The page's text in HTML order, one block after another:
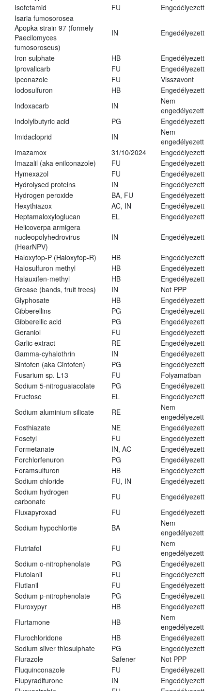
Isofetamid
FU
Engedélyezett
Isaria fumosorosea
Apopka strain 97 (formely
Paecilomyces
fumosoroseus)
IN Engedélyezett
Iron sulphate HB
Engedélyezett
Iprovalicarb
FU
Engedélyezett
Ipconazole
FU
Visszavont
Iodosulfuron
HB
Engedélyezett
Indoxacarb
IN
Nem
engedélyezett
Indolylbutyric acid
PG
Engedélyezett
Imidacloprid
IN
Nem
engedélyezett
Imazamox
31/10/2024
Engedélyezett
Imazalil (aka enilconazole)
FU
Engedélyezett
Hymexazol
FU
Engedélyezett
Hydrolysed proteins
IN
Engedélyezett
Hydrogen peroxide
BA, FU
Engedélyezett
Hexythiazox
AC, IN
Engedélyezett
Heptamaloxyloglucan
EL
Engedélyezett
Helicoverpa armigera
nucleopolyhedrovirus
(HearNPV)
IN Engedélyezett
Haloxyfop-P (Haloxyfop-R) HB
Engedélyezett
Halosulfuron methyl
HB
Engedélyezett
Halauxifen-methyl
HB
Engedélyezett
Grease (bands, fruit trees)
IN
Not PPP
Glyphosate
HB
Engedélyezett
Gibberellins
PG
Engedélyezett
Gibberellic acid
PG
Engedélyezett
Geraniol
FU
Engedélyezett
Garlic extract
RE
Engedélyezett
Gamma-cyhalothrin
IN
Engedélyezett
Sintofen (aka Cintofen)
PG
Engedélyezett
Fusarium sp. L13
FU
Folyamatban
Sodium 5-nitroguaiacolate
PG
Engedélyezett
Fructose
EL
Engedélyezett
Sodium aluminium silicate
RE
Nem
engedélyezett
Fosthiazate
NE
Engedélyezett
Fosetyl
FU
Engedélyezett
Formetanate
IN, AC
Engedélyezett
Forchlorfenuron
PG
Engedélyezett
Foramsulfuron
HB
Engedélyezett
Sodium chloride
FU, IN
Engedélyezett
Sodium hydrogen
carbonate
FU
Engedélyezett
Fluxapyroxad
FU
Engedélyezett
Sodium hypochlorite
BA
Nem
engedélyezett
Flutriafol
FU
Nem
engedélyezett
Sodium o-nitrophenolate
PG
Engedélyezett
Flutolanil
FU
Engedélyezett
Flutianil
FU
Engedélyezett
Sodium p-nitrophenolate
PG
Engedélyezett
Fluroxypyr
HB
Engedélyezett
Flurtamone
HB
Nem
engedélyezett
Flurochloridone
HB
Engedélyezett
Sodium silver thiosulphate
PG
Engedélyezett
Flurazole
Safener
Not PPP
Fluquinconazole
FU
Engedélyezett
Flupyradifurone
IN
Engedélyezett